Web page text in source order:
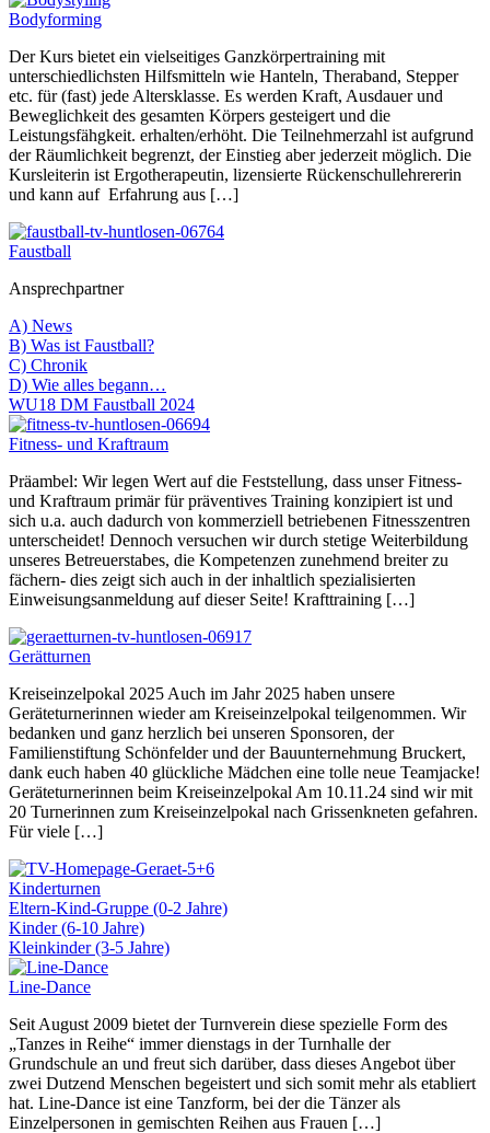
Bodyforming
Der Kurs bietet ein vielseitiges Ganzkörpertraining mit
unterschiedlichsten Hilfsmitteln wie Hanteln, Theraband, Stepper
etc. für (fast) jede Altersklasse. Es werden Kraft, Ausdauer und
Beweglichkeit des gesamten Körpers gesteigert und die
Leistungsfähgkeit. erhalten/erhöht. Die Teilnehmerzahl ist aufgrund
der Räumlichkeit begrenzt, der Einstieg aber jederzeit möglich. Die
Kursleiterin ist Ergotherapeutin, lizensierte Rückenschullehrererin
und kann auf Erfahrung aus […]
Faustball
Ansprechpartner
A) News
B) Was ist Faustball?
C) Chronik
D) Wie alles begann…
WU18 DM Faustball 2024
Fitness- und Kraftraum
Präambel: Wir legen Wert auf die Feststellung, dass unser Fitness-
und Kraftraum primär für präventives Training konzipiert ist und
sich u.a. auch dadurch von kommerziell betriebenen Fitnesszentren
unterscheidet! Dennoch versuchen wir durch stetige Weiterbildung
unseres Betreuerstabes, die Kompetenzen zunehmend breiter zu
fächern- dies zeigt sich auch in der inhaltlich spezialisierten
Einweisungsanmeldung auf dieser Seite! Krafttraining […]
Gerätturnen
Kreiseinzelpokal 2025 Auch im Jahr 2025 haben unsere
Geräteturnerinnen wieder am Kreiseinzelpokal teilgenommen. Wir
bedanken und ganz herzlich bei unseren Sponsoren, der
Familienstiftung Schönfelder und der Bauunternehmung Bruckert,
dank euch haben 40 glückliche Mädchen eine tolle neue Teamjacke!
Geräteturnerinnen beim Kreiseinzelpokal Am 10.11.24 sind wir mit
20 Turnerinnen zum Kreiseinzelpokal nach Grissenkneten gefahren.
Für viele […]
Kinderturnen
Eltern-Kind-Gruppe (0-2 Jahre)
Kinder (6-10 Jahre)
Kleinkinder (3-5 Jahre)
Line-Dance
Seit August 2009 bietet der Turnverein diese spezielle Form des
„Tanzes in Reihe“ immer dienstags in der Turnhalle der
Grundschule an und freut sich darüber, dass dieses Angebot über
zwei Dutzend Menschen begeistert und sich somit mehr als etabliert
hat. Line-Dance ist eine Tanzform, bei der die Tänzer als
Einzelpersonen in gemischten Reihen aus Frauen […]